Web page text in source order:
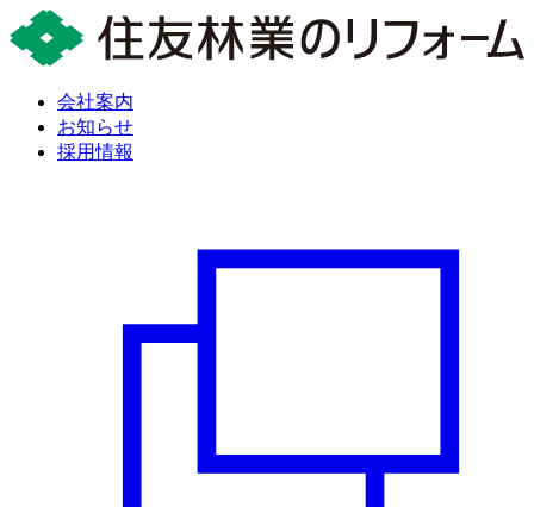
会社案内
お知らせ
採用情報